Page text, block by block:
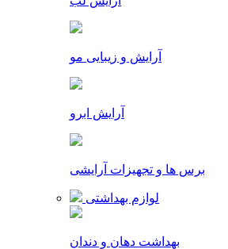
آرایش و زیبایی مو
آرایش ابرو
برس ها و تجهیزات آرایشی
لوازم بهداشتی
بهداشت دهان و دندان